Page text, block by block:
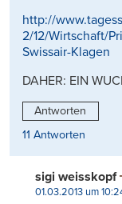
http://
2/12/Wirtschaft/
Swissair-Klagen
DAHER: EIN
Antworten
11 Antworten
sigi weisskopf
01.03.2013 um